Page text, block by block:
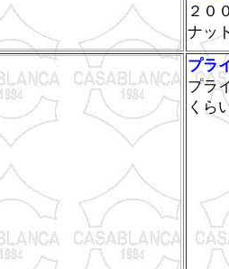
２０
ナッ
プラ
プラ
くら